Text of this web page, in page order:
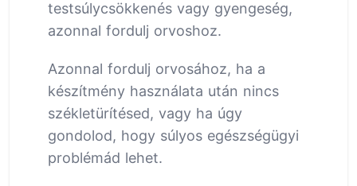
testsúlycsökkenés vagy gyengeség,
azonnal fordulj orvoshoz.
Azonnal fordulj orvosához, ha a
készítmény használata után nincs
székletürítésed, vagy ha úgy
gondolod, hogy súlyos egészségügyi
problémád lehet.